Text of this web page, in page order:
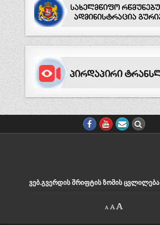
ᲕᲔᲑ.ᲒᲕᲔᲠᲓᲘᲡ ᲨᲠᲘᲤᲢᲘᲡ ᲖᲝᲛᲘᲡ ᲪᲕᲚᲘᲚᲔᲑᲐ
A
Decrease
font
A Reset
A